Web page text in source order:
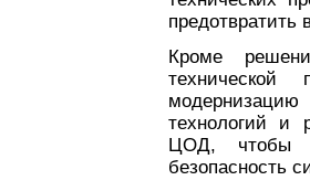
предотвратить
Кроме
технологий и
ЦОД, чтобы
безопасность